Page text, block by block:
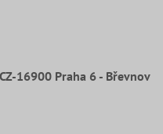
16900 Praha 6 - Břevnov